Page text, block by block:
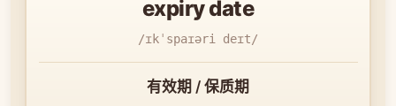
expiry date
/ɪkˈspaɪəri deɪt/
有效期 / 保质期